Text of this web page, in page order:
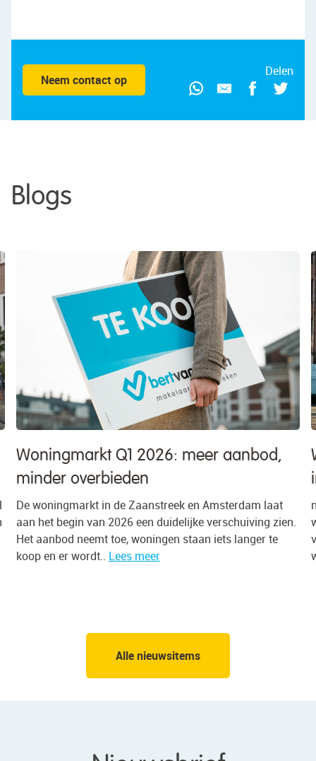
Neem contact op
Delen
Blogs
aanbod,
laat
zien.
langer te
Wat doet de huizenmarkt in
in 2026?
n het tweede kwartaal van 2026 werd 78%
woningen in de gemeente Amsterdam
vraagprijs, tegen 75% een kwartaal eerder.
werd 7,1% meer betaald dan..
Alle nieuwsitems